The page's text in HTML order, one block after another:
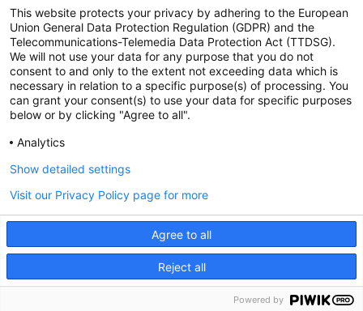
Zertifiziert für das QM-System nach DIN EN
ISO 9001: 2015, Reg.-Nr. 44 100 091350
durch TÜV NORD CERT
Zertifiziert für Sicherheits- und
Zertifiziert als qualifiziertes Unternehmen für
öffentliche Aufträge durch das ABZ Bayern
im Auftrag der IHK und Handwerks-
kammern in Bayern
This website protects your privacy by adhering to the European
Union General Data Protection Regulation (GDPR) and the
Telecommunications-Telemedia Data Protection Act (TTDSG).
We will not use your data for any purpose that you do not
consent to and only to the extent not exceeding data which is
necessary in relation to a specific purpose(s) of processing. You
can grant your consent(s) to use your data for specific purposes
below or by clicking "Agree to all".
Analytics
Agree to all
Reject all
Show detailed settings
Visit our Privacy Policy page for more
Powered by